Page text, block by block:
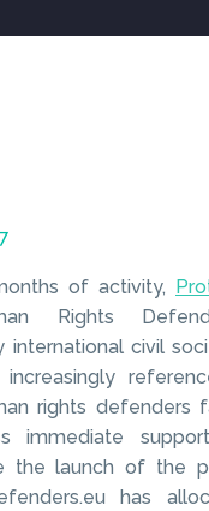
of activity,
Rights
civil
rights defenders
immediate
the launch of the
has